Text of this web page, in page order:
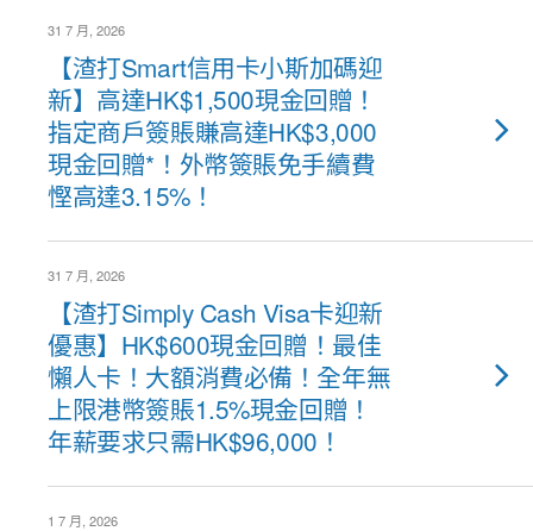
31 7 月, 2026
【渣打Smart信用卡小斯加碼迎
新】高達HK$1,500現金回贈！
指定商戶簽賬賺高達HK$3,000
現金回贈*！外幣簽賬免手續費
慳高達3.15%！
31 7 月, 2026
【渣打Simply Cash Visa卡迎新
優惠】HK$600現金回贈！最佳
懶人卡！大額消費必備！全年無
上限港幣簽賬1.5%現金回贈！
年薪要求只需HK$96,000！
1 7 月, 2026